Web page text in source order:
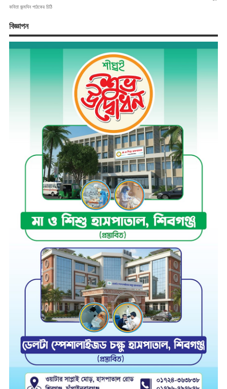
কবিতা জন্মদিন পাঠকের চিঠি
বিজ্ঞাপন